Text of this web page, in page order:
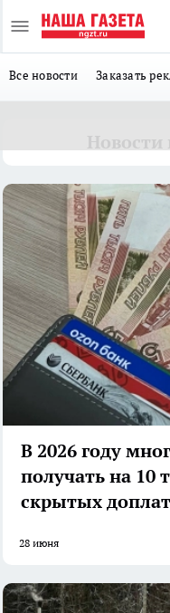
Все новости Заказать
В 2026 году
получать на 10
скрытых доплат
28 июня